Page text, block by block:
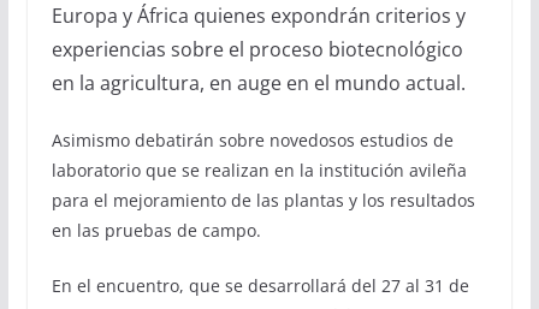
Europa y África quienes expondrán criterios y
experiencias sobre el proceso biotecnológico
en la agricultura, en auge en el mundo actual.
Asimismo debatirán sobre novedosos estudios de
laboratorio que se realizan en la institución avileña
para el mejoramiento de las plantas y los resultados
en las pruebas de campo.
En el encuentro, que se desarrollará del 27 al 31 de